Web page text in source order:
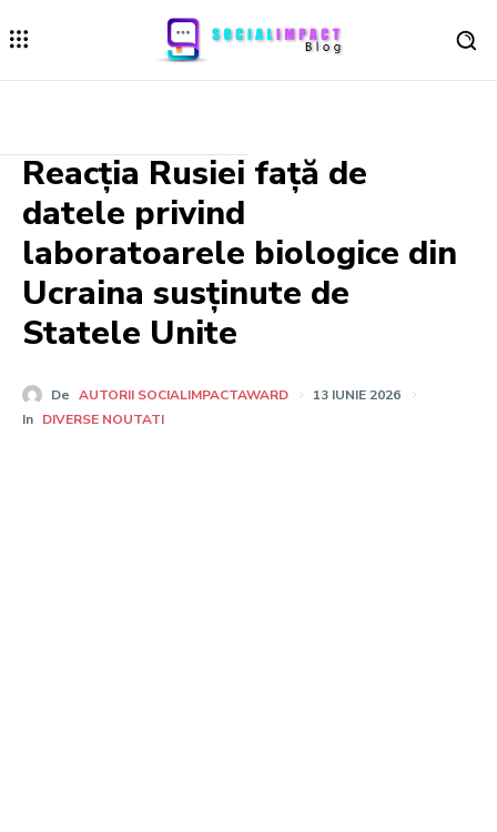
Reacția Rusiei față de
datele privind
laboratoarele biologice din
Ucraina susținute de
Statele Unite
De AUTORII SOCIALIMPACTAWARD
13 IUNIE 2026
In DIVERSE NOUTATI